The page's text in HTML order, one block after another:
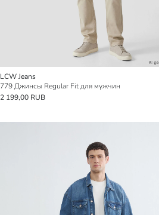
LCW Jeans
779 Джинсы Regular Fit для мужчин
2 199,00 RUB